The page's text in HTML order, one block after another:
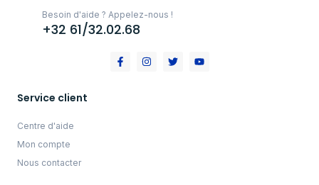
Besoin d'aide ? Appelez-nous !
+32 61/32.02.68
Service client
Centre d'aide
Mon compte
Nous contacter